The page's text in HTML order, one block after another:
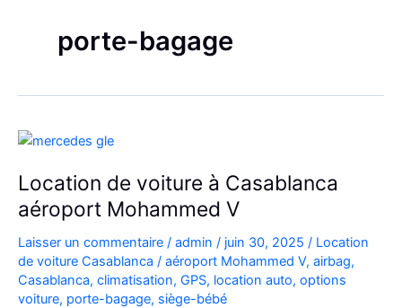
porte-bagage
Location de voiture à Casablanca
aéroport Mohammed V
Laisser un commentaire / admin / juin 30, 2025 / Location
de voiture Casablanca / aéroport Mohammed V, airbag,
Casablanca, climatisation, GPS, location auto, options
voiture, porte-bagage, siège-bébé